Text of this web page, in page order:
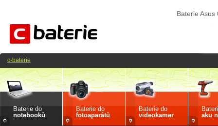
Baterie
Baterie do
notebooků
Baterie do
fotoaparátů
Baterie do
videokamer
aku
c-baterie